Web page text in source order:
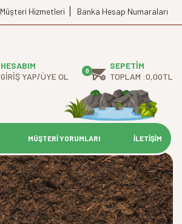
Müşteri Hizmetleri Banka Hesap Numaraları
HESABIM
GIRIŞ YAP/ÜYE OL
0
SEPETIM
TOPLAM :0,00TL
MÜŞTERİ YORUMLARI İLETİŞİM